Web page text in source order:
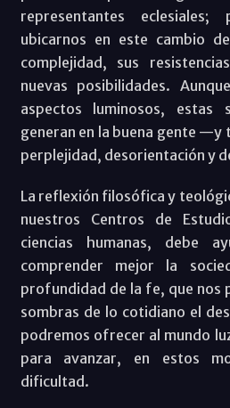
representantes
ubicarnos en este cambio
complejidad, sus
nuevas posibilidades.
aspectos luminosos, estas
generan en la buena gente
perplejidad, desorientación y
La reflexión filosófica y
nuestros Centros de
ciencias humanas, debe
comprender mejor la
profundidad de la fe, que nos
sombras de lo cotidiano el
podremos ofrecer al mundo
para avanzar, en estos
dificultad.